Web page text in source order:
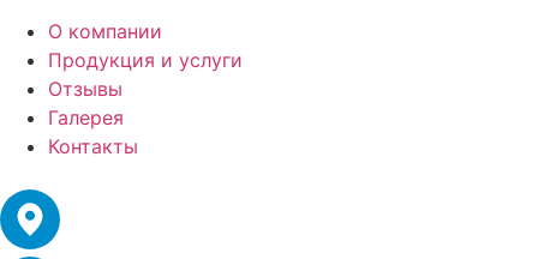
О компании
Продукция и услуги
Отзывы
Галерея
Контакты